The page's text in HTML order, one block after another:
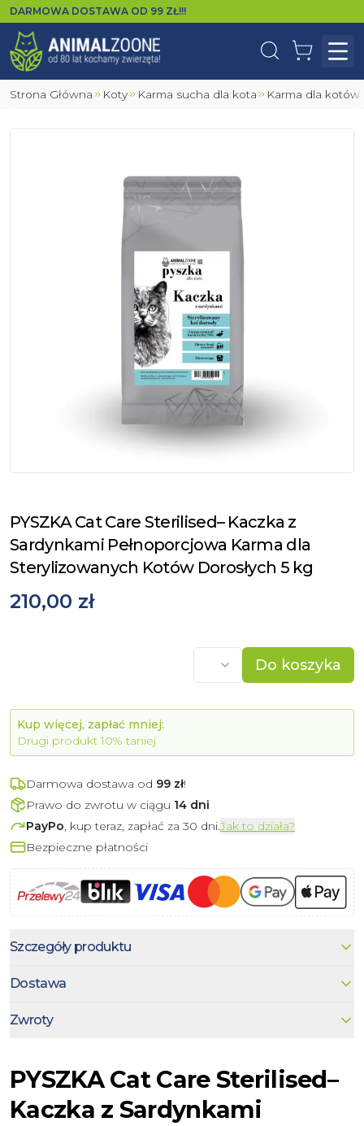
DARMOWA DOSTAWA OD 99 ZŁ!!!
WyszukajKoszyk
Strona Główna Koty Karma sucha dla kota Karma dla
PYSZKA Cat Care Sterilised– Kaczka z
Sardynkami Pełnoporcjowa Karma dla
Sterylizowanych Kotów Dorosłych 5 kg
210,00 zł
Do koszyka
Kup więcej, zapłać mniej:
Drugi produkt 10% taniej
Darmowa dostawa od 99 zł!
Prawo do zwrotu w ciągu 14 dni
PayPo, kup teraz, zapłać za 30 dni.Jak to działa?
Bezpieczne płatności
Szczegóły produktu
Dostawa
Zwroty
PYSZKA Cat Care Sterilised–
Kaczka z Sardynkami